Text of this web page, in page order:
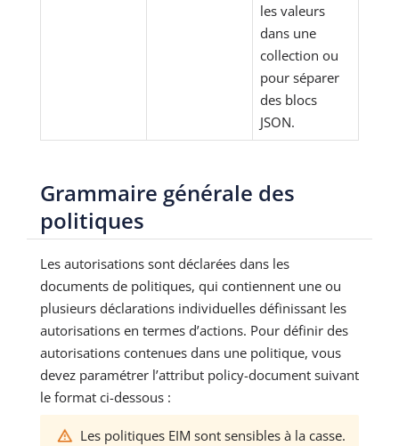
les valeurs
dans une
collection ou
pour séparer
des blocs
JSON.
Grammaire générale des
politiques
Les autorisations sont déclarées dans les
documents de politiques, qui contiennent une ou
plusieurs déclarations individuelles définissant les
autorisations en termes d’actions. Pour définir des
autorisations contenues dans une politique, vous
devez paramétrer l’attribut policy-document suivant
le format ci-dessous :
Les politiques EIM sont sensibles à la casse.